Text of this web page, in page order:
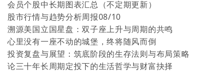
会员个股中长期图表汇总（不定期更新）
股市行情与趋势分析周报08/10
溯源美国立国星盘：双子座上升与周期的共鸣
心里没有一座不动的城堡，终将随风而倒
投资复盘与展望：筑底阶段的生存法则与布局策略
论三十年长周期定投下的生活哲学与财富抉择